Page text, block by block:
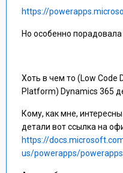
https://
Но особенно порадовала
Хоть в чем то (Low Code
Platform) Dynamics 365
Кому, как мне,
детали вот ссылка на
https://
us/powerapps/